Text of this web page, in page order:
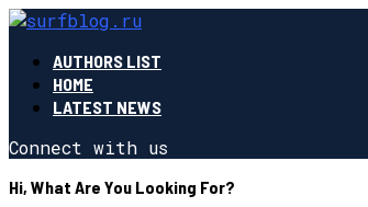
AUTHORS LIST
HOME
LATEST NEWS
Connect with us
Hi, What Are You Looking For?